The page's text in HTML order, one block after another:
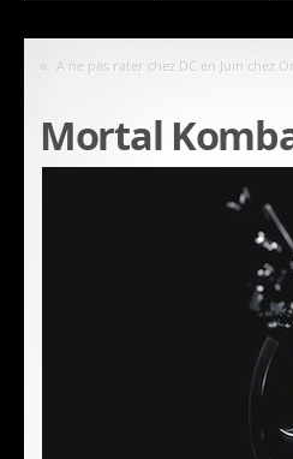
« A ne pas rater chez DC en Juin chez
Mortal